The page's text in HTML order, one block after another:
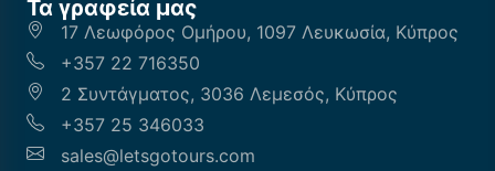
Τα γραφεία μας
17 Λεωφόρος Ομήρου, 1097 Λευκωσία, Κύπρος
+357 22 716350
2 Συντάγματος, 3036 Λεμεσός, Κύπρος
+357 25 346033
sales@letsgotours.com